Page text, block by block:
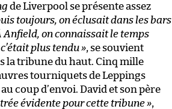
de Liverpool se présente assez
toujours, on éclusait dans les bars
on connaissait le temps
plus tendu », se souvient
la tribune du haut. Cinq mille
tourniquets de Leppings
coup d’envoi. David et son père
évidente pour cette tribune »,